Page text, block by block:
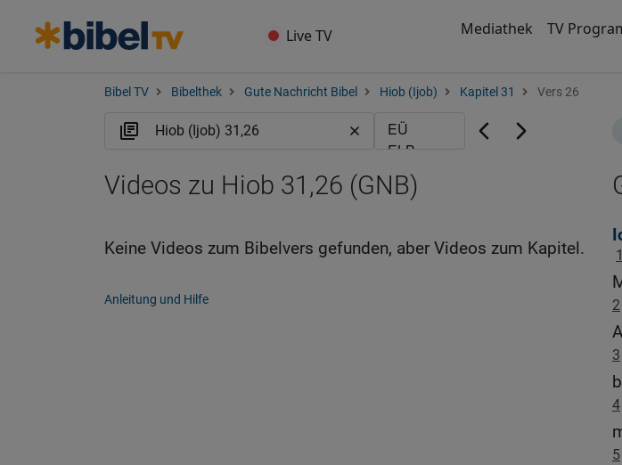
Live TV Mediathek TV
Bibel TV Bibelthek Gute Nachricht Bibel Hiob (Ijob) Kapitel 31 Vers 26
1
2
3
4
5
Videos zu Hiob 31,26 (GNB)
Keine Videos zum Bibelvers gefunden, aber Videos zum Kapitel.
Anleitung und Hilfe